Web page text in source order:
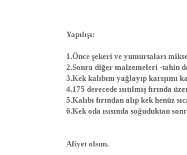
Yapılışı:
1.Önce şekeri ve yumurtaları
2.Sonra diğer malzemeleri -tahin
3.Kek kalıbını yağlayıp karışımı
4.175 derecede ısıtılmış
5.Kalıbı fırından alıp kek henüz
6.Kek oda ısısında soğuduktan
Afiyet olsun.